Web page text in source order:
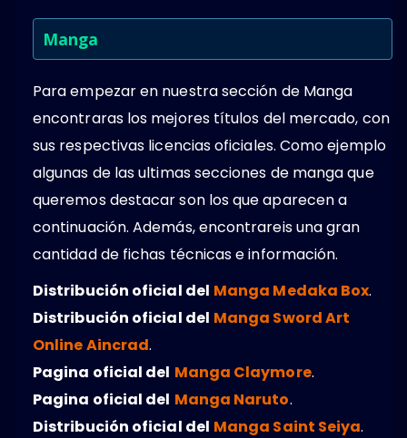
Manga
Para empezar en nuestra sección de Manga
encontraras los mejores títulos del mercado, con
sus respectivas licencias oficiales. Como ejemplo
algunas de las ultimas secciones de manga que
queremos destacar son los que aparecen a
continuación. Además, encontrareis una gran
cantidad de fichas técnicas e información.
Distribución oficial del Manga Medaka Box.
Distribución oficial del Manga Sword Art
Online Aincrad.
Pagina oficial del Manga Claymore.
Pagina oficial del Manga Naruto.
Distribución oficial del Manga Saint Seiya.